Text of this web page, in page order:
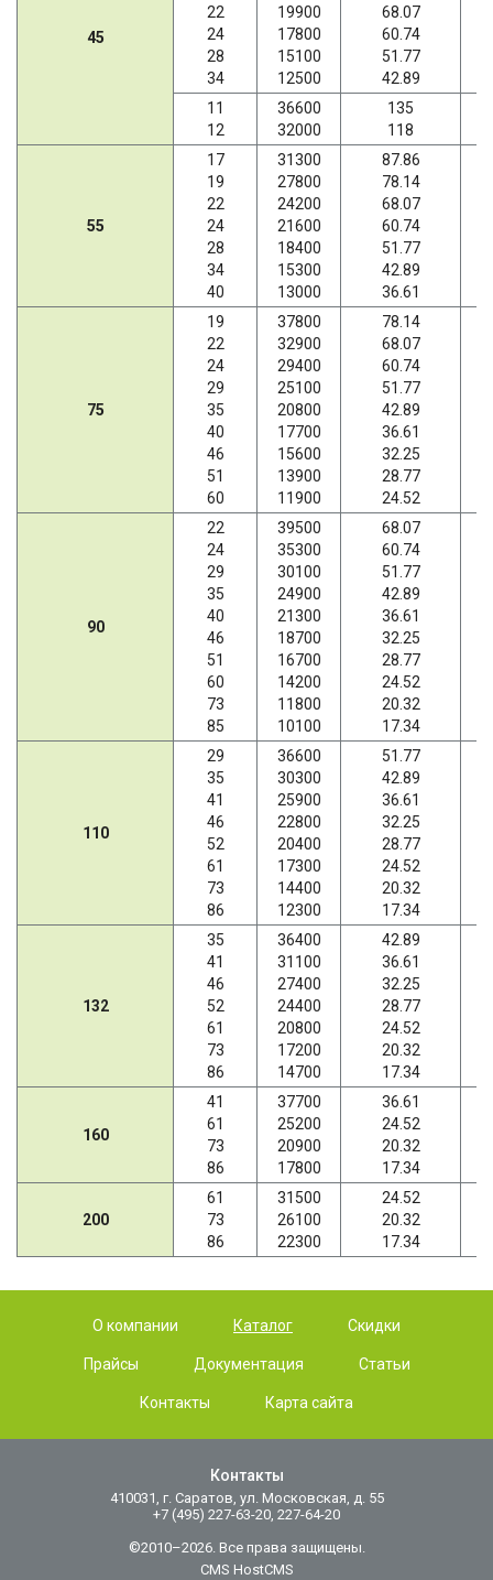
45
22
24
28
34
19900
17800
15100
12500
68.07
60.74
51.77
42.89
11
12
36600
32000
135
118
55
17
19
22
24
28
34
40
31300
27800
24200
21600
18400
15300
13000
87.86
78.14
68.07
60.74
51.77
42.89
36.61
75
19
22
24
29
35
40
46
51
60
37800
32900
29400
25100
20800
17700
15600
13900
11900
78.14
68.07
60.74
51.77
42.89
36.61
32.25
28.77
24.52
90
22
24
29
35
40
46
51
60
73
85
39500
35300
30100
24900
21300
18700
16700
14200
11800
10100
68.07
60.74
51.77
42.89
36.61
32.25
28.77
24.52
20.32
17.34
110
29
35
41
46
52
61
73
86
36600
30300
25900
22800
20400
17300
14400
12300
51.77
42.89
36.61
32.25
28.77
24.52
20.32
17.34
132
35
41
46
52
61
73
86
36400
31100
27400
24400
20800
17200
14700
42.89
36.61
32.25
28.77
24.52
20.32
17.34
160
41
61
73
86
37700
25200
20900
17800
36.61
24.52
20.32
17.34
200
61
73
86
31500
26100
22300
24.52
20.32
17.34
О компании Каталог Скидки
Прайсы Документация Статьи
Контакты Карта сайта
Контакты
410031, г. Саратов, ул. Московская, д. 55
+7 (495) 227-63-20, 227-64-20
©2010–2026. Все права защищены.
CMS HostCMS